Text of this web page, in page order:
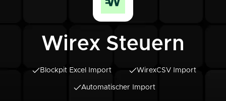
Wirex Steuern
Blockpit Excel Import WirexCSV Import
Automatischer Import